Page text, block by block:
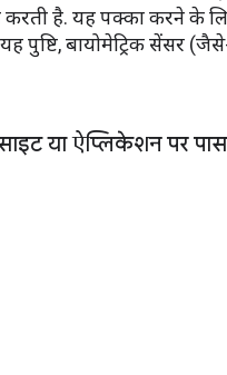
करती है. यह पक्का करने के
बायोमेट्रिक सेंसर (जैसे-
या ऐप्लिकेशन पर